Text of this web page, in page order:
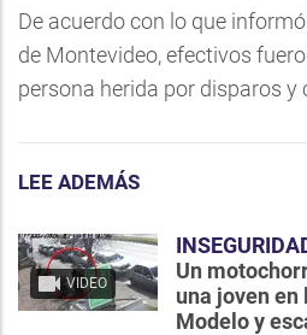
De acuerdo con lo que
de Montevideo, efectivos
persona herida por disparos y
LEE ADEMÁS
VIDEO
Un
una joven
Modelo y